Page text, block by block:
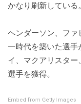
かなり刷新している
ヘンダーソン、ファ
一時代を築いた選手
イ、マクアリスタ
選手を獲得。
Embed from Getty Images